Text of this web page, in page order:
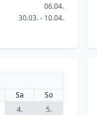
06.04.
30.03. - 10.04.
Sa
So
4.
5.